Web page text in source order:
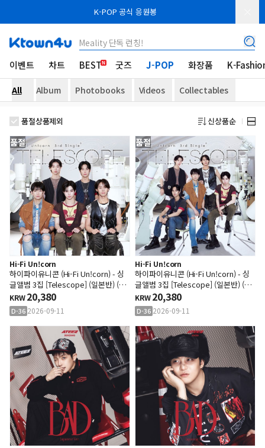
K-POP 공식 응원봉
Meality 단독 런칭!
이벤트 차트 BEST 굿즈 J-POP 화장품 K-
All Album Photobooks Videos Collectables
품절상품제외 신상품순
품절
Hi-Fi Un!corn
하이파이유니콘 (Hi-Fi Un!corn) - 싱
글앨범 3집 [Telescope] (일본반) (일
반반 A)
KRW20,380
D-36 2026-09-11
품절
Hi-Fi Un!corn
하이파이유니콘 (Hi-Fi Un!corn) - 싱
글앨범 3집 [Telescope] (일본반) (일
반반 B)
KRW20,380
D-36 2026-09-11